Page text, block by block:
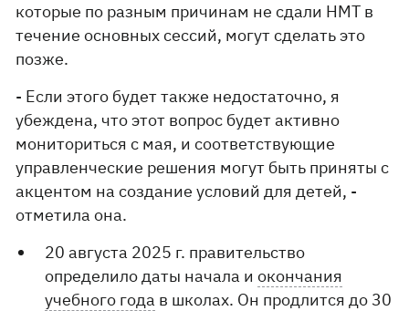
которые по разным причинам не сдали НМТ в
течение основных сессий, могут сделать это
позже.
- Если этого будет также недостаточно, я
убеждена, что этот вопрос будет активно
мониториться с мая, и соответствующие
управленческие решения могут быть приняты с
акцентом на создание условий для детей, -
отметила она.
20 августа 2025 г. правительство
определило даты начала иокончания
учебного года в школах. Он продлится до 30